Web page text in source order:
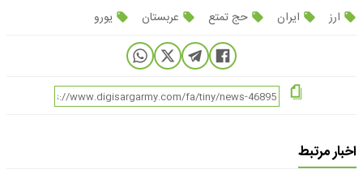
ارز ایران حج تمتع عربستان یورو
اخبار مرتبط